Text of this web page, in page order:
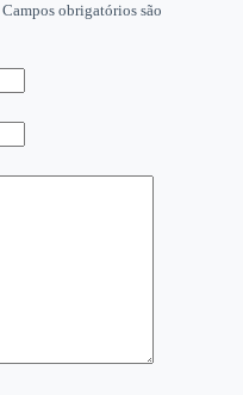
Campos obrigatórios são